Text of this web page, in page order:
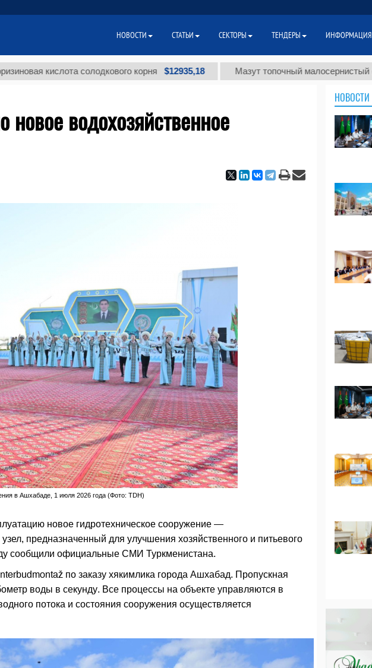
солодкового корня $12935,18 Мазут топочный малосернистый (т.) $300
водохозяйственное
в Ашхабаде, 1 июля 2026 года (Фото: TDH)
новое гидротехническое сооружение —
предназначенный для улучшения хозяйственного и питьевого
сообщили официальные СМИ Туркменистана.
по заказу хякимлика города Ашхабад. Пропускная
воды в секунду. Все процессы на объекте управляются в
потока и состояния сооружения осуществляется
НОВОСТИ
НОВОСТИ СТАТЬИ СЕКТОРЫ ТЕНДЕРЫ ИНФОРМАЦИЯ